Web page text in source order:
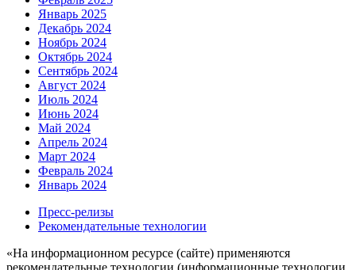
Январь 2025
Декабрь 2024
Ноябрь 2024
Октябрь 2024
Сентябрь 2024
Август 2024
Июль 2024
Июнь 2024
Май 2024
Апрель 2024
Март 2024
Февраль 2024
Январь 2024
Пресс-релизы
Рекомендательные технологии
«На информационном ресурсе (сайте) применяются
рекомендательные технологии (информационные технологии